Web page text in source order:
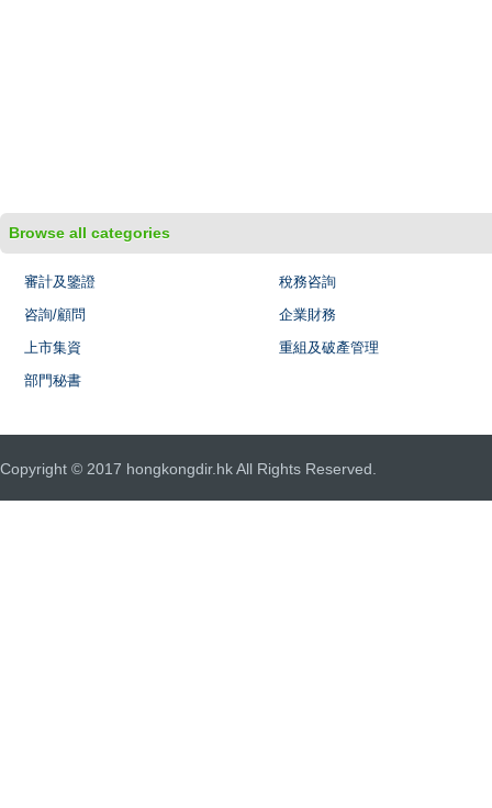
Browse all categories
審計及鑒證
稅務咨詢
咨詢/顧問
企業財務
上市集資
重組及破產管理
部門秘書
Copyright © 2017 hongkongdir.hk All Rights Reserved.